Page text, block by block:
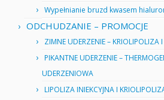
Wypełnianie bruzd kwasem
ODCHUDZANIE – PROMOCJE
ZIMNE UDERZENIE – KRIOLIPOLIZA
PIKANTNE UDERZENIE –
UDERZENIOWA
LIPOLIZA INIEKCYJNA I